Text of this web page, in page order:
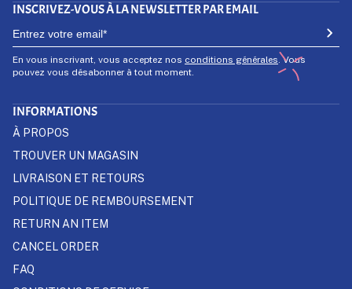
INSCRIVEZ-VOUS À LA NEWSLETTER PAR EMAIL
En vous inscrivant, vous acceptez nos conditions générales . Vous
pouvez vous désabonner à tout moment.
INFORMATIONS
À PROPOS
TROUVER UN MAGASIN
LIVRAISON ET RETOURS
POLITIQUE DE REMBOURSEMENT
RETURN AN ITEM
CANCEL ORDER
FAQ